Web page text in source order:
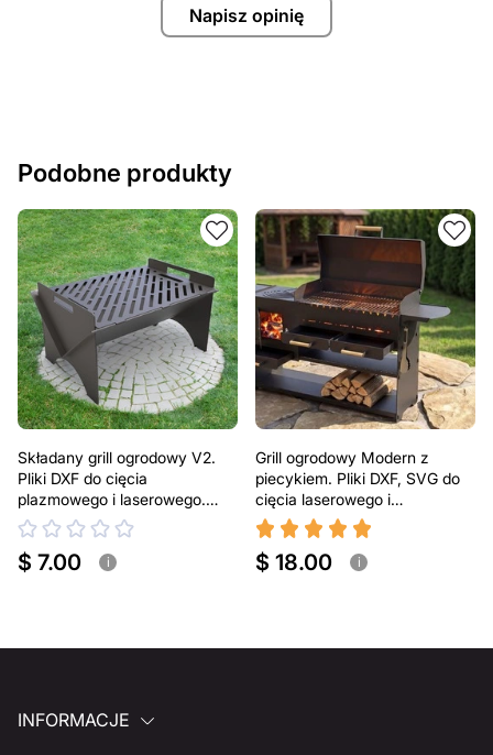
Napisz opinię
Podobne produkty
Składany grill ogrodowy V2.
Pliki DXF do cięcia
plazmowego i laserowego.
Przenośny grill BBQ
$ 7.00 i
Grill ogrodowy Modern z
piecykiem. Pliki DXF, SVG do
cięcia laserowego i
plazmowego
$ 18.00 i
INFORMACJE